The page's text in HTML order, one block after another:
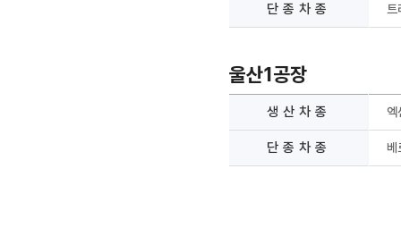
단종차종
울산1공장
생산차종 엑
단종차종 베